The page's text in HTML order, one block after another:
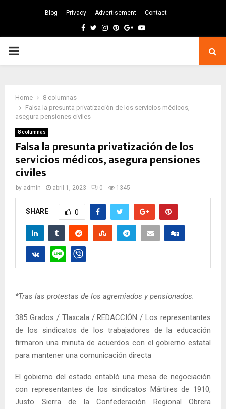
Blog Privacy Advertisement Contact
Facebook
TwitterInstagram
Pinterest
GoogleYoutube
PRIMARY
Home
8 columnas
Falsa la presunta privatización de los servicios médicos,
asegura pensiones civiles
8 columnas
Falsa la presunta privatización de los
servicios médicos, asegura pensiones
civiles
by admin abril 1, 2023 0 1345
SHARE 0
*Tras las protestas de los agremiados y pensionados.
385 Grados / Tlaxcala / REDACCIÓN / Los representantes
de los sindicatos de los trabajadores de la educación
firmaron una minuta de acuerdos con el gobierno estatal
para mantener una comunicación directa
El gobierno del estado entabló una mesa de negociación
con representantes de los sindicatos Mártires de 1910,
Justo Sierra de la Confederación Regional Obrera